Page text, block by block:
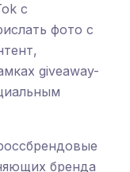
с
фото с
giveaway-
бренда